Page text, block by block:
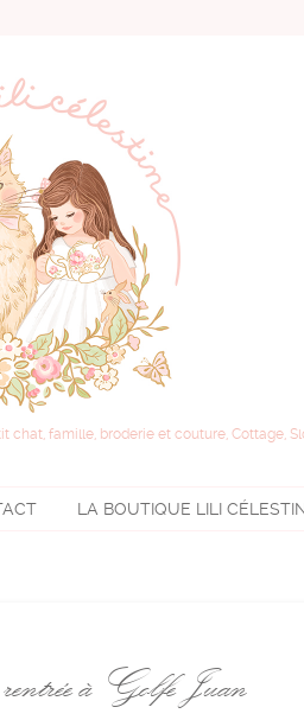
chat, famille, broderie et couture, Cottage,
LA BOUTIQUE LILI
à Golfe Juan